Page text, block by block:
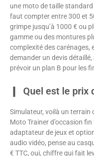
une moto de taille
faut compter entre 300 et
grimpe jusqu’à 1000 € ou
gamme ou des montures
complexité des carénages,
demander un devis
prévoir un plan B pour les
Quel est le prix
Simulateur, voilà un terrain
Moto Trainer d’occasion
adaptateur de jeux et
audio vidéo, pense au
€ TTC, oui, chiffre qui fait